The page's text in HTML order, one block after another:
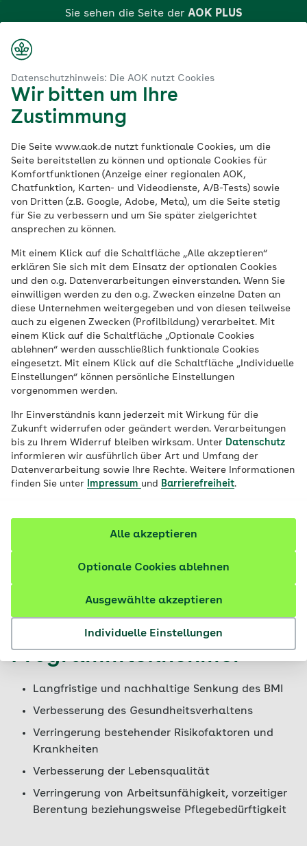
Datenschutzhinweis: Die AOK nutzt Cookies
Wir bitten um Ihre
Zustimmung
Die Seite www.aok.de nutzt funktionale Cookies, um die
Seite bereitstellen zu können und optionale Cookies für
Komfortfunktionen (Anzeige einer regionalen AOK,
Chatfunktion, Karten- und Videodienste, A/B-Tests) sowie
von Dritten (z.B. Google, Adobe, Meta), um die Seite stetig
für Sie zu verbessern und um Sie später zielgerichtet
ansprechen zu können.
Mit einem Klick auf die Schaltfläche „Alle akzeptieren“
erklären Sie sich mit dem Einsatz der optionalen Cookies
und den o.g. Datenverarbeitungen einverstanden. Wenn Sie
einwilligen werden zu den o.g. Zwecken einzelne Daten an
diese Unternehmen weitergegeben und von diesen teilweise
auch zu eigenen Zwecken (Profilbildung) verarbeitet. Mit
einem Klick auf die Schaltfläche „Optionale Cookies
ablehnen“ werden ausschließlich funktionale Cookies
eingesetzt. Mit einem Klick auf die Schaltfläche „Individuelle
Einstellungen“ können persönliche Einstellungen
vorgenommen werden.
Ihr Einverständnis kann jederzeit mit Wirkung für die
Zukunft widerrufen oder geändert werden. Verarbeitungen
bis zu Ihrem Widerruf bleiben wirksam. Unter Datenschutz
informieren wir ausführlich über Art und Umfang der
Datenverarbeitung sowie Ihre Rechte. Weitere Informationen
finden Sie unter
Impressum und Barrierefreiheit.
Individuelle Einstellungen
Ausgewählte akzeptieren
Optionale Cookies ablehnen
Alle akzeptieren
Hauptinhalt
springen
Sie sehen die Seite der AOK PLUS
Klicken Sie hier, wenn Sie zu einer anderen AOK
wechseln möchten.
Adipositastherapie
in Sachsen und
Thüringen
Die Adipositastherapie der AOK PLUS für
Sachsen und Thüringen unterstützt
Übergewichtige mit einem Body-Mass-
Index von 35 und mehr bei der dauerhaften
Gewichtsreduktion.
Vorteile für
Programmteilnehmer
Langfristige und nachhaltige Senkung des BMI
Verbesserung des Gesundheitsverhaltens
Verringerung bestehender Risikofaktoren und
Krankheiten
Verbesserung der Lebensqualität
Verringerung von Arbeitsunfähigkeit, vorzeitiger
Berentung beziehungsweise Pflegebedürftigkeit